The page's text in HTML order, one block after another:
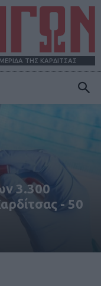
ΤΗΣ ΚΑΡΔΙΤΣΑΣ
3.300
- 50